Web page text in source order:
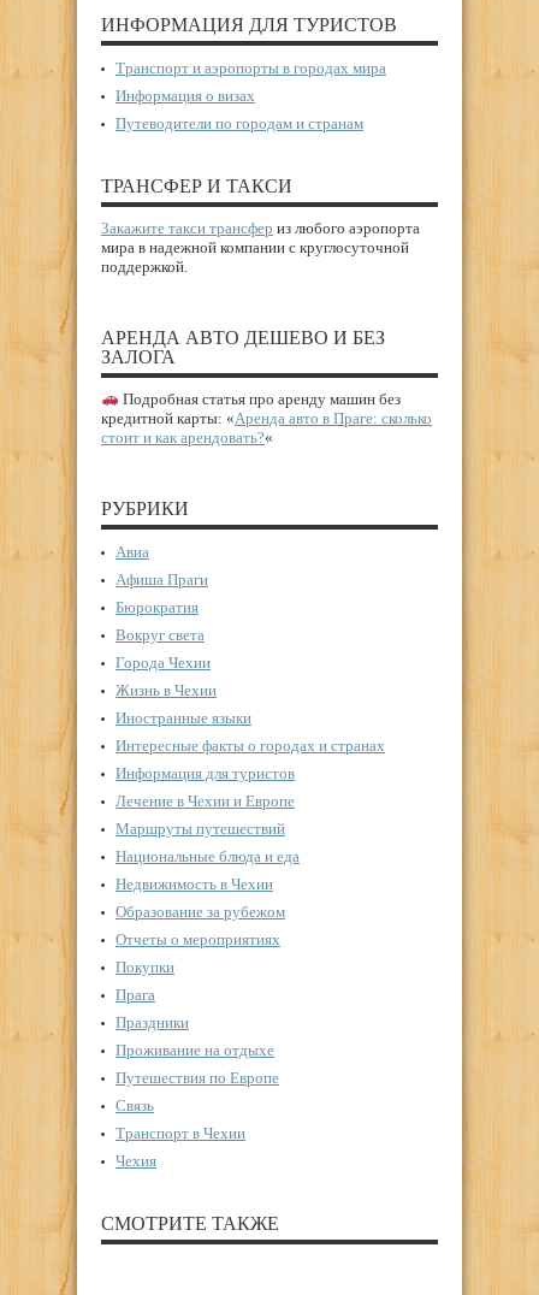
ИНФОРМАЦИЯ ДЛЯ ТУРИСТОВ
Транспорт и аэропорты в городах мира
Информация о визах
Путеводители по городам и странам
ТРАНСФЕР И ТАКСИ
Закажите такси трансфер из любого аэропорта
мира в надежной компании с круглосуточной
поддержкой.
АРЕНДА АВТО ДЕШЕВО И БЕЗ
ЗАЛОГА
Подробная статья про аренду машин без
кредитной карты: «Аренда авто в Праге: сколько
стоит и как арендовать?«
РУБРИКИ
Авиа
Афиша Праги
Бюрократия
Вокруг света
Города Чехии
Жизнь в Чехии
Иностранные языки
Интересные факты о городах и странах
Информация для туристов
Лечение в Чехии и Европе
Маршруты путешествий
Национальные блюда и еда
Недвижимость в Чехии
Образование за рубежом
Отчеты о мероприятиях
Покупки
Прага
Праздники
Проживание на отдыхе
Путешествия по Европе
Связь
Транспорт в Чехии
Чехия
СМОТРИТЕ ТАКЖЕ